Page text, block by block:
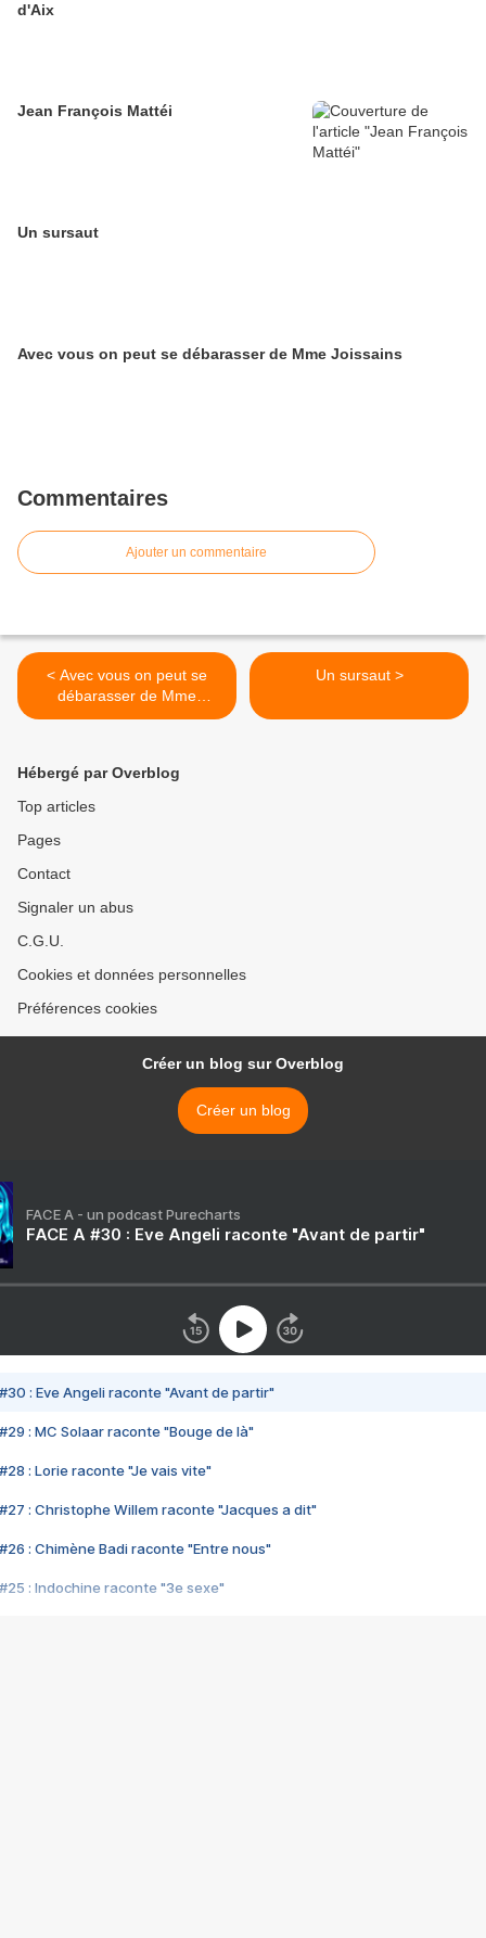
d'Aix
Jean François Mattéi
Un sursaut
Avec vous on peut se débarasser de Mme Joissains
Commentaires
Ajouter un commentaire
< Avec vous on peut se
débarasser de Mme
Joissains
Un sursaut >
Hébergé par Overblog
Top articles
Pages
Contact
Signaler un abus
C.G.U.
Cookies et données personnelles
Préférences cookies
Créer un blog sur Overblog
Créer un blog
FACE A - un podcast Purecharts
FACE A #30 : Eve Angeli raconte "Avant de partir"
#30 : Eve Angeli raconte "Avant de partir"
#29 : MC Solaar raconte "Bouge de là"
#28 : Lorie raconte "Je vais vite"
#27 : Christophe Willem raconte "Jacques a dit"
#26 : Chimène Badi raconte "Entre nous"
#25 : Indochine raconte "3e sexe"